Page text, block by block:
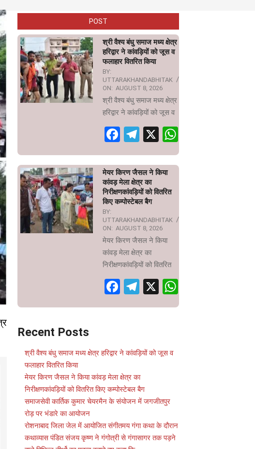
POST
श्री वैश्य बंधु समाज मध्य क्षेत्र
हरिद्वार ने कांवड़ियों को जूस व
फलाहार वितरित किया
BY:
UTTARAKHANDABHITAK
ON: AUGUST 8, 2026
श्री वैश्य बंधु समाज मध्य क्षेत्र
हरिद्वार ने कांवड़ियों को जूस व
Facebook
Telegram
X
मेयर किरण जैसल ने किया
कांवड़ मेला क्षेत्र का
निरीक्षणकांवड़ियों को वितरित
किए कम्पोस्टेबल बैग
BY:
UTTARAKHANDABHITAK
ON: AUGUST 8, 2026
मेयर किरण जैसल ने किया
कांवड़ मेला क्षेत्र का
निरीक्षणकांवड़ियों को वितरित
Facebook
Telegram
X
Recent Posts
श्री वैश्य बंधु समाज मध्य क्षेत्र हरिद्वार ने कांवड़ियों को जूस व
फलाहार वितरित किया
मेयर किरण जैसल ने किया कांवड़ मेला क्षेत्र का
निरीक्षणकांवड़ियों को वितरित किए कम्पोस्टेबल बैग
समाजसेवी कार्तिक कुमार चेयरमैन के संयोजन में जगजीतपुर
रोड़ पर भंडारे का आयोजन
रोशनाबाद जिला जेल में आयोजित संगीतमय गंगा कथा के दौरान
कथाव्यास पंडित संजय कृष्ण ने गंगोत्री से गंगासागर तक पड़ने